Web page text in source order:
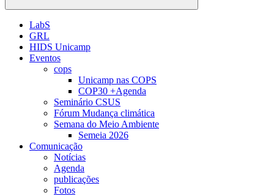
Buscar
LabS
GRL
HIDS Unicamp
Eventos
cops
Unicamp nas COPS
COP30 +Agenda
Seminário CSUS
Fórum Mudança climática
Semana do Meio Ambiente
Semeia 2026
Comunicação
Notícias
Agenda
publicações
Fotos